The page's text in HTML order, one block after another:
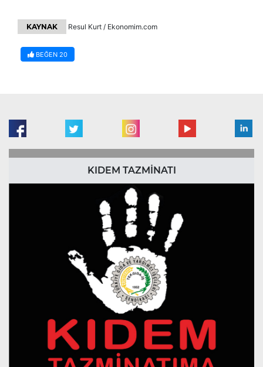
KAYNAK Resul Kurt / Ekonomim.com
BEĞEN 20
KIDEM TAZMİNATI